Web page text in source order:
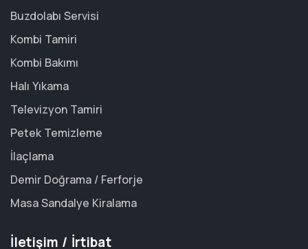
Buzdolabı Servisi
Kombi Tamiri
Kombi Bakımı
Halı Yıkama
Televizyon Tamiri
Petek Temizleme
İlaçlama
Demir Doğrama / Ferforje
Masa Sandalye Kiralama
İletişim / İrtibat